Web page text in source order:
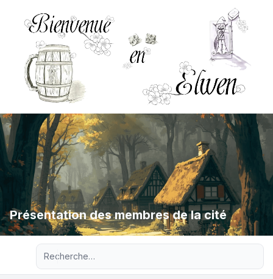
Présentation des membres de la cité
Recherche avancée